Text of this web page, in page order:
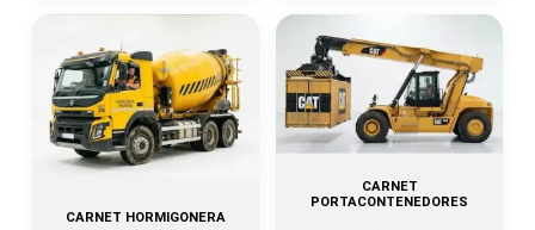
CARNET HORMIGONERA
CARNET
PORTACONTENEDORES